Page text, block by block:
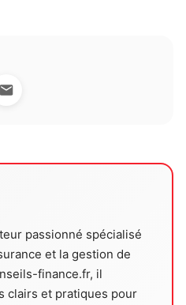
passionné spécialisé
et la gestion de
finance.fr, il
clairs et pratiques pour